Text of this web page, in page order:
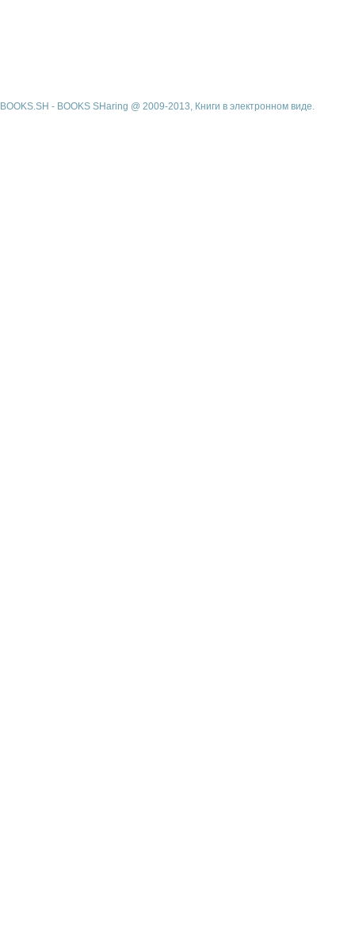
BOOKS.SH - BOOKS SHaring @ 2009-2013, Книги в электронном виде.